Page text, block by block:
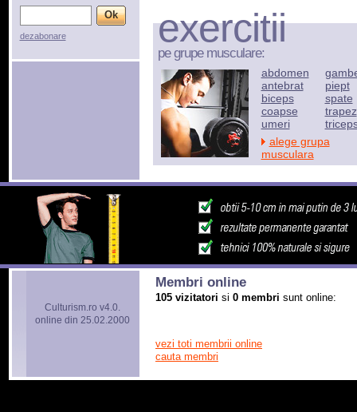
exercitii
pe grupe musculare:
abdomen
antebrat
biceps
coapse
umeri
piept
spate
trapez
alege grupa
musculara
dezabonare
Culturism.ro v4.0.
online din 25.02.2000
Membri online
105 vizitatori si 0 membri sunt online:
vezi toti membrii online
cauta membri